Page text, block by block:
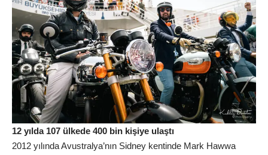
12 yılda 107 ülkede 400 bin kişiye ulaştı
2012 yılında Avustralya’nın Sidney kentinde Mark Hawwa